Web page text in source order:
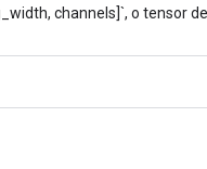
channels]`, o tensor